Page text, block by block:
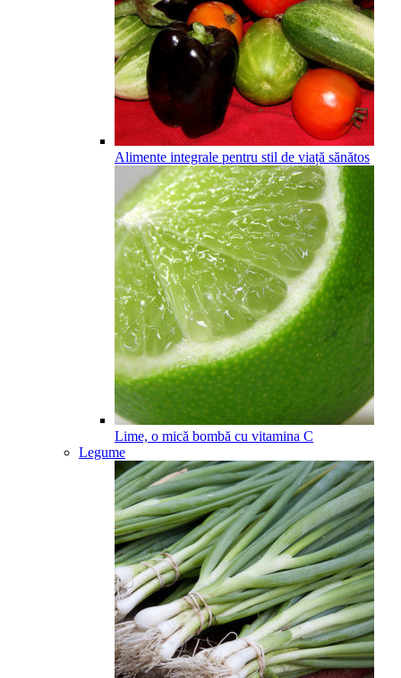
Alimente integrale pentru stil de viață sănătos
Lime, o mică bombă cu vitamina C
Legume